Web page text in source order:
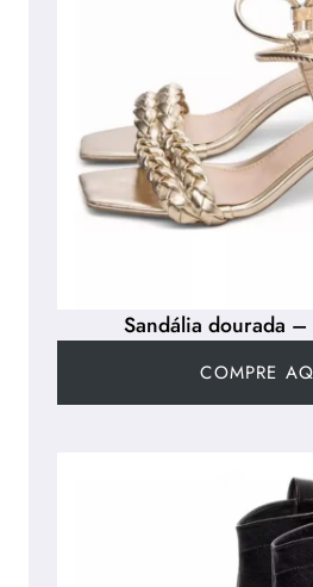
Sandália dourada
COMPRE